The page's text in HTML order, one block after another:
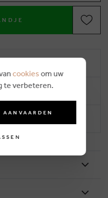
cookies om uw
te verbeteren.